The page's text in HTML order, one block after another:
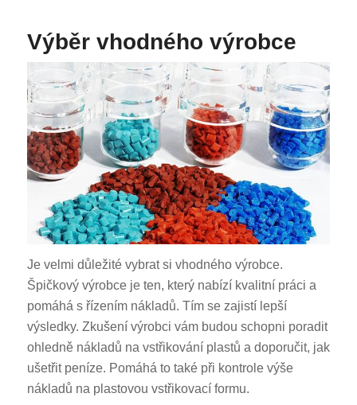
Výběr vhodného výrobce
Je velmi důležité vybrat si vhodného výrobce.
Špičkový výrobce je ten, který nabízí kvalitní práci a
pomáhá s řízením nákladů. Tím se zajistí lepší
výsledky. Zkušení výrobci vám budou schopni poradit
ohledně nákladů na vstřikování plastů a doporučit, jak
ušetřit peníze. Pomáhá to také při kontrole výše
nákladů na plastovou vstřikovací formu.